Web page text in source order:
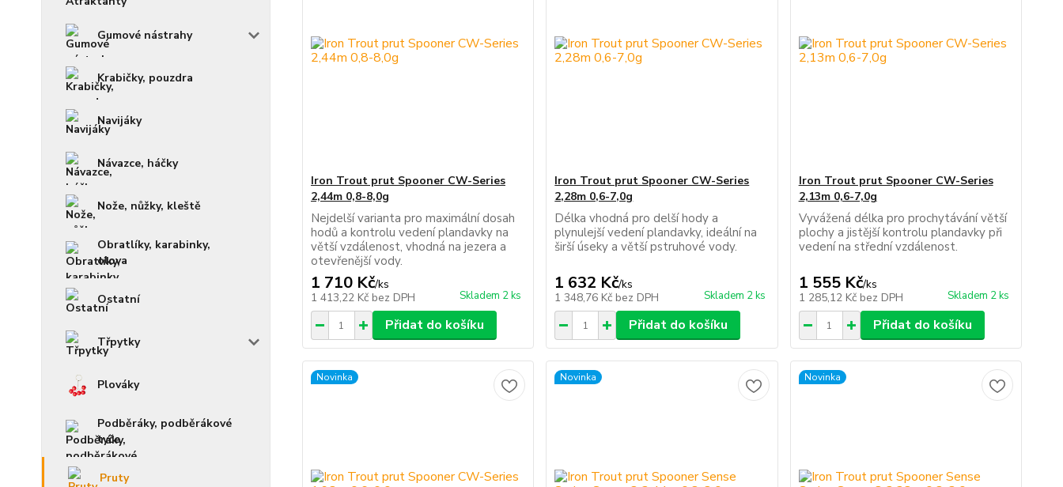
Gumové nástrahy
Krabičky, pouzdra
Navijáky
Návazce, háčky
Nože, nůžky, kleště
Obratlíky, karabinky,
olova
Ostatní
Třpytky
Plováky
Podběráky, podběrákové
tyče
Pruty
Iron Trout prut Spooner CW-Series
2,44m 0,8-8,0g
Nejdelší varianta pro maximální dosah
hodů a kontrolu vedení plandavky na
větší vzdálenost, vhodná na jezera a
otevřenější vody.
1 710 Kč/ks
1 413,22 Kč bez DPH Skladem 2 ks
Přidat do košíku
Iron Trout prut Spooner CW-Series
2,28m 0,6-7,0g
Délka vhodná pro delší hody a
plynulejší vedení plandavky, ideální na
širší úseky a větší pstruhové vody.
1 632 Kč/ks
1 348,76 Kč bez DPH Skladem 2 ks
Přidat do košíku
Iron Trout prut Spooner CW-Series
2,13m 0,6-7,0g
Vyvážená délka pro prochytávání větší
plochy a jistější kontrolu plandavky při
vedení na střední vzdálenost.
1 555 Kč/ks
1 285,12 Kč bez DPH Skladem 2 ks
Přidat do košíku
Novinka Novinka Novinka